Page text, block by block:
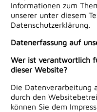
Informationen zum
unserer unter diesem
Datenschutzerklärung.
Datenerfassung auf
Wer ist verantwortlich
dieser Website?
Die Datenverarbeitung
durch den
können Sie dem